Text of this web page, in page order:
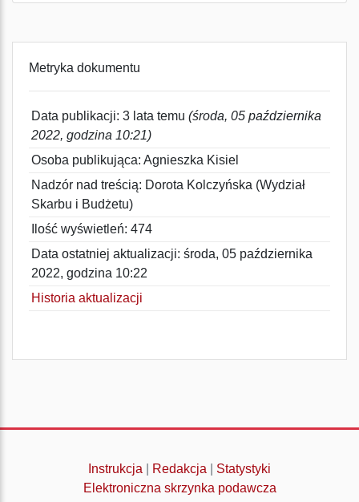
Metryka dokumentu
Data publikacji: 3 lata temu (środa, 05 października
2022, godzina 10:21)
Osoba publikująca: Agnieszka Kisiel
Nadzór nad treścią: Dorota Kolczyńska (Wydział
Skarbu i Budżetu)
Ilość wyświetleń: 474
Data ostatniej aktualizacji: środa, 05 października
2022, godzina 10:22
Historia aktualizacji
Instrukcja Redakcja
Statystyki
Elektroniczna skrzynka podawcza